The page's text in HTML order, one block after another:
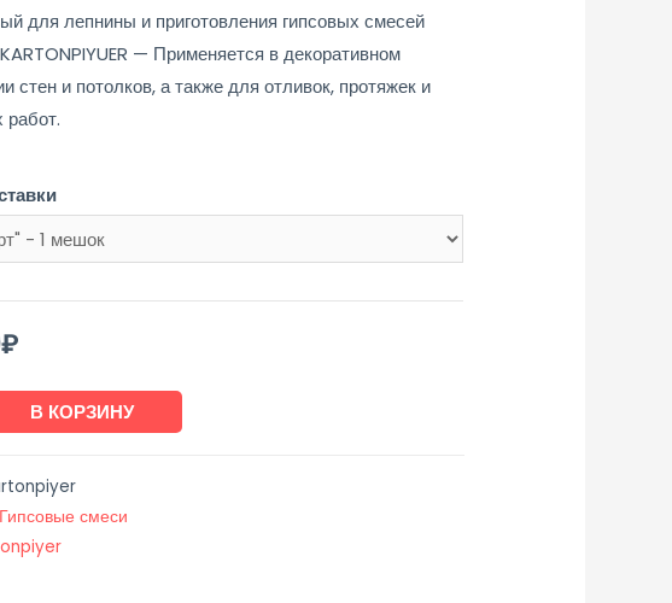
для лепнины и приготовления гипсовых смесей
— Применяется в декоративном
стен и потолков, а также для отливок, протяжек и
₽
В КОРЗИНУ
Гипсовые смеси